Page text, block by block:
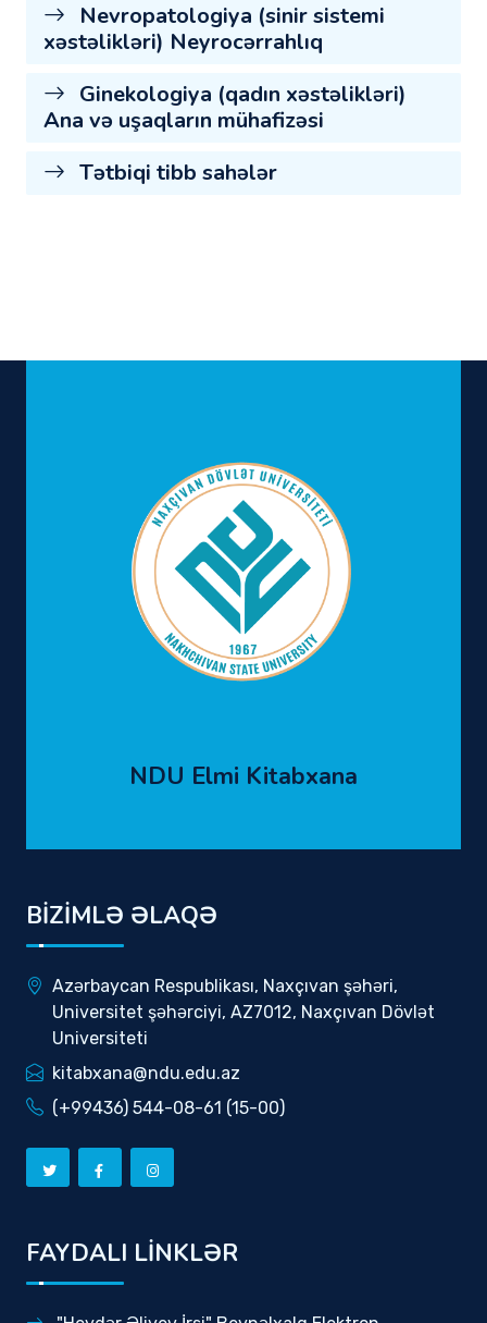
Nevropatologiya (sinir sistemi
xəstəlikləri) Neyrocərrahlıq
Ginekologiya (qadın xəstəlikləri)
Ana və uşaqların mühafizəsi
Tətbiqi tibb sahələr
NDU Elmi Kitabxana
BİZİMLƏ ƏLAQƏ
Azərbaycan Respublikası, Naxçıvan şəhəri,
Universitet şəhərciyi, AZ7012, Naxçıvan Dövlət
Universiteti
kitabxana@ndu.edu.az
(+99436) 544-08-61 (15-00)
FAYDALI LİNKLƏR